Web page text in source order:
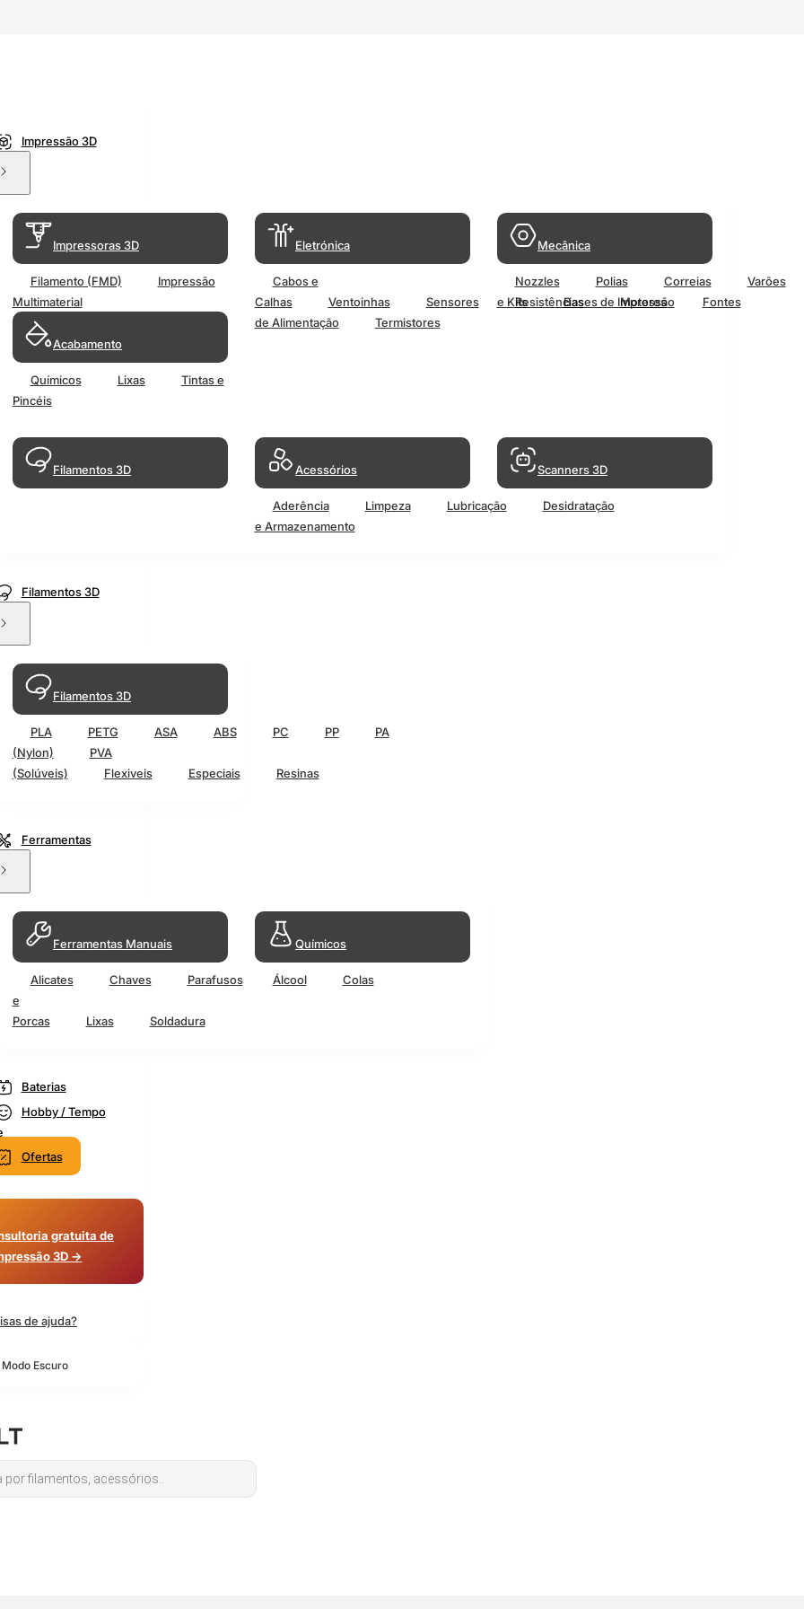
Impressão 3D
Impressoras 3D
Filamento (FMD)
Impressão
Multimaterial
Acabamento
Químicos Lixas
Tintas e
Pincéis
Eletrónica
Cabos e
Calhas
Ventoinhas Sensores Resistências Motores
Fontes
de Alimentação
Termistores
Mecânica
Nozzles Polias Correias
Varões
e Kits
Bases de Impressão
Filamentos 3D Acessórios
Aderência Limpeza Lubricação
Desidratação
e Armazenamento
Scanners 3D
Filamentos 3D
Filamentos 3D
PLA PETG ASA ABS PC PP
PA
(Nylon)
PVA
(Solúveis)
Flexiveis Especiais Resinas
Ferramentas
Ferramentas Manuais
Alicates Chaves
Parafusos
e
Porcas
Lixas Soldadura
Químicos
Álcool Colas
Baterias
Hobby / Tempo
Ofertas
gratuita de
3D →
de ajuda?
Escuro